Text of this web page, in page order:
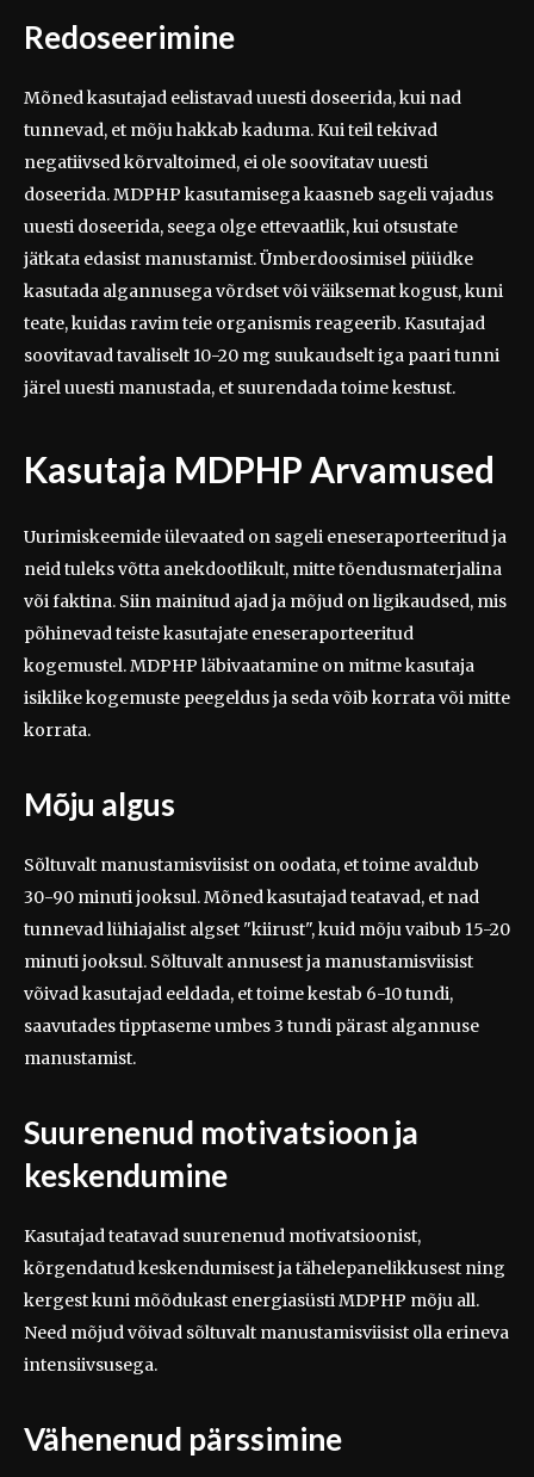
Redoseerimine
Mõned kasutajad eelistavad uuesti doseerida, kui nad
tunnevad, et mõju hakkab kaduma. Kui teil tekivad
negatiivsed kõrvaltoimed, ei ole soovitatav uuesti
doseerida. MDPHP kasutamisega kaasneb sageli vajadus
uuesti doseerida, seega olge ettevaatlik, kui otsustate
jätkata edasist manustamist. Ümberdoosimisel püüdke
kasutada algannusega võrdset või väiksemat kogust, kuni
teate, kuidas ravim teie organismis reageerib. Kasutajad
soovitavad tavaliselt 10-20 mg suukaudselt iga paari tunni
järel uuesti manustada, et suurendada toime kestust.
Kasutaja MDPHP Arvamused
Uurimiskeemide ülevaated on sageli eneseraporteeritud ja
neid tuleks võtta anekdootlikult, mitte tõendusmaterjalina
või faktina. Siin mainitud ajad ja mõjud on ligikaudsed, mis
põhinevad teiste kasutajate eneseraporteeritud
kogemustel. MDPHP läbivaatamine on mitme kasutaja
isiklike kogemuste peegeldus ja seda võib korrata või mitte
korrata.
Mõju algus
Sõltuvalt manustamisviisist on oodata, et toime avaldub
30-90 minuti jooksul. Mõned kasutajad teatavad, et nad
tunnevad lühiajalist algset "kiirust", kuid mõju vaibub 15-20
minuti jooksul. Sõltuvalt annusest ja manustamisviisist
võivad kasutajad eeldada, et toime kestab 6-10 tundi,
saavutades tipptaseme umbes 3 tundi pärast algannuse
manustamist.
Suurenenud motivatsioon ja
keskendumine
Kasutajad teatavad suurenenud motivatsioonist,
kõrgendatud keskendumisest ja tähelepanelikkusest ning
kergest kuni mõõdukast energiasüsti MDPHP mõju all.
Need mõjud võivad sõltuvalt manustamisviisist olla erineva
intensiivsusega.
Vähenenud pärssimine